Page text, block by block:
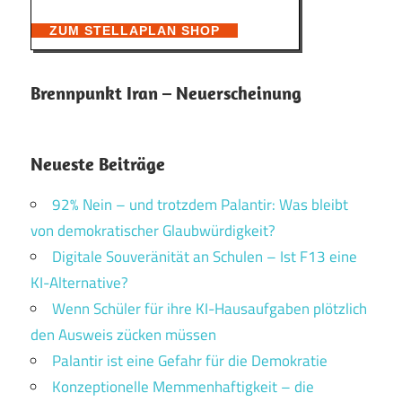
ZUM STELLAPLAN SHOP
Brennpunkt Iran – Neuerscheinung
Neueste Beiträge
92% Nein – und trotzdem Palantir: Was bleibt
von demokratischer Glaubwürdigkeit?
Digitale Souveränität an Schulen – Ist F13 eine
KI-Alternative?
Wenn Schüler für ihre KI-Hausaufgaben plötzlich
den Ausweis zücken müssen
Palantir ist eine Gefahr für die Demokratie
Konzeptionelle Memmenhaftigkeit – die